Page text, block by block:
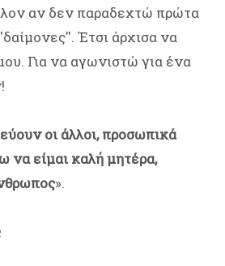
αν δεν παραδεχτώ πρώτα
Έτσι άρχισα να
Για να αγωνιστώ για ένα
οι άλλοι, προσωπικά
να είμαι καλή μητέρα,
».